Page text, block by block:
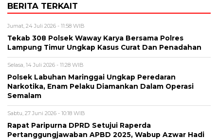
BERITA TERKAIT
Jumat, 24 Juli 2026 - 11:58 WIB
Tekab 308 Polsek Waway Karya Bersama Polres
Lampung Timur Ungkap Kasus Curat Dan Penadahan
Selasa, 14 Juli 2026 - 11:28 WIB
Polsek Labuhan Maringgai Ungkap Peredaran
Narkotika, Enam Pelaku Diamankan Dalam Operasi
Semalam
Sabtu, 27 Juni 2026 - 10:18 WIB
Rapat Paripurna DPRD Setujui Raperda
Pertanggungjawaban APBD 2025, Wabup Azwar Hadi